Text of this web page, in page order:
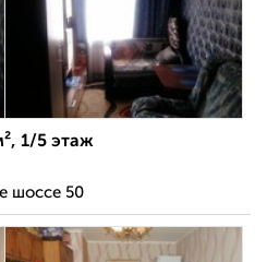
1/5 этаж
шоссе 50